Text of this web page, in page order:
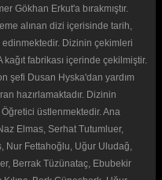
Gökhan Erkut'a bırakmıştır.
alınan dizi içerisinde tarih,
Dizinin çekimleri
fabrikası içerinde çekilmiştir.
şefi Dusan Hyska'dan yardım
hazırlamaktadır. Dizinin
Öğretici üstlenmektedir. Ana
Elmas, Serhat Tutumluer,
Nur Fettahoğlu, Uğur Uludağ,
Berrak Tüzünataç, Ebubekir